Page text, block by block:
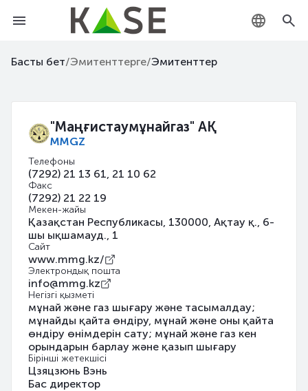
Басты бет/Эмитенттерге/Эмитенттер
"Маңғистаумұнайгаз" АҚ
MMGZ
Телефоны
(7292) 21 13 61, 21 10 62
Факс
(7292) 21 22 19
Мекен-жайы
Қазақстан Республикасы, 130000, Ақтау қ., 6-
шы ықшамауд., 1
Сайт
www.mmg.kz/
Электрондық пошта
info@mmg.kz
Негізгі қызметі
мұнай және газ шығару және тасымалдау;
мұнайды қайта өндіру, мұнай және оны қайта
өндіру өнімдерін сату; мұнай және газ кен
орындарын барлау және қазып шығару
Бірінші жетекшісі
Цзяцзюнь Вэнь
Бас директор